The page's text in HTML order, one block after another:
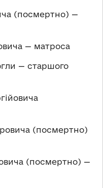
(посмертно) —
— матроса
— старшого
(посмертно)
(посмертно) —